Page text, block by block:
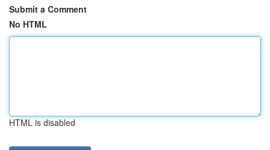
Submit a Comment
No HTML
HTML is disabled